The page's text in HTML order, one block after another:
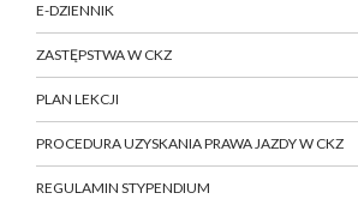
E-DZIENNIK
ZASTĘPSTWA W CKZ
PLAN LEKCJI
PROCEDURA UZYSKANIA PRAWA JAZDY W CKZ
REGULAMIN STYPENDIUM